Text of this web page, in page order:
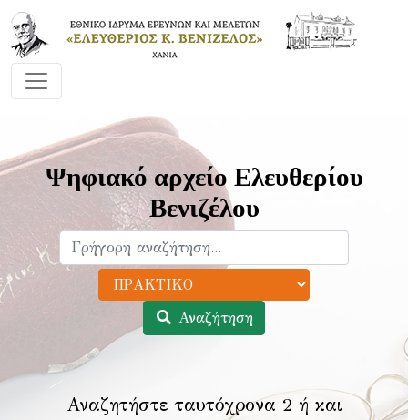
Ψηφιακό αρχείο Ελευθερίου
Βενιζέλου
Αναζήτηση
Αναζητήστε ταυτόχρονα 2 ή και